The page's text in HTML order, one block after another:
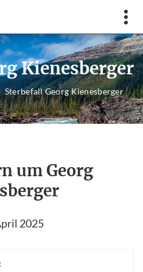
Kienesberger
Sterbefall Georg Kienesberger
um Georg
2025